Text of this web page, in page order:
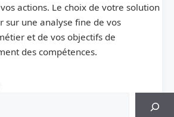
actions. Le choix de votre solution
sur une analyse fine de vos
et de vos objectifs de
des compétences.